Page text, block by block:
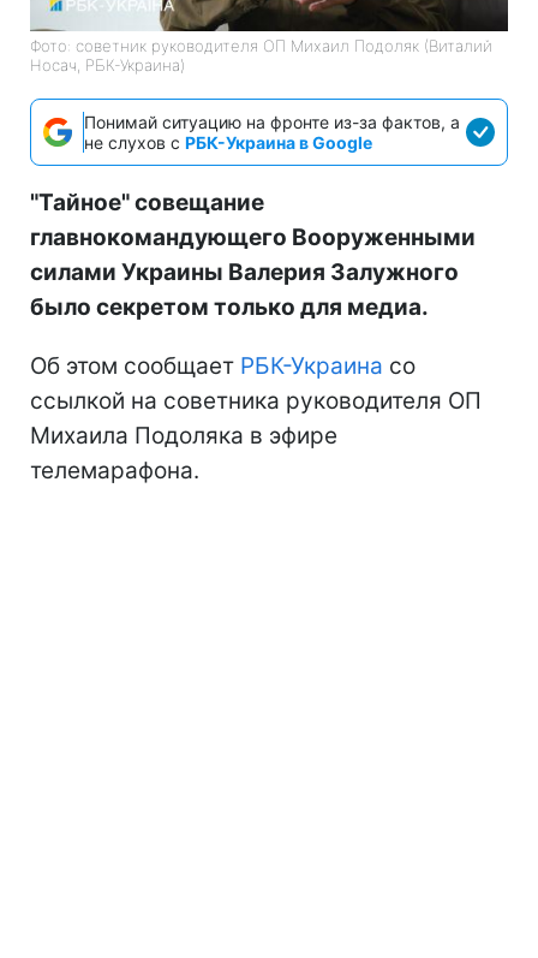
Фото: советник руководителя ОП Михаил Подоляк (Виталий
Носач, РБК-Украина)
Понимай ситуацию на фронте из-за фактов, а
не слухов с РБК-Украина в Google
"Тайное" совещание
главнокомандующего Вооруженными
силами Украины Валерия Залужного
было секретом только для медиа.
Об этом сообщает РБК-Украина со
ссылкой на советника руководителя ОП
Михаила Подоляка в эфире
телемарафона.